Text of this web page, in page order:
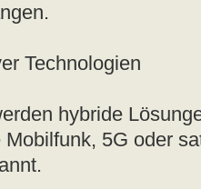
Technologien
hybride
5G oder